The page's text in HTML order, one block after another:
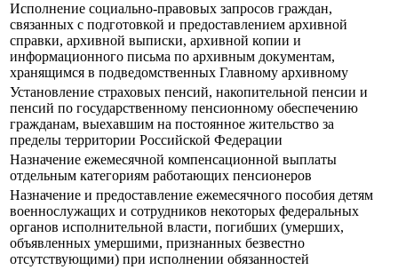
Исполнение социально-правовых запросов граждан,
связанных с подготовкой и предоставлением архивной
справки, архивной выписки, архивной копии и
информационного письма по архивным документам,
хранящимся в подведомственных Главному архивному
Установление страховых пенсий, накопительной пенсии и
пенсий по государственному пенсионному обеспечению
гражданам, выехавшим на постоянное жительство за
пределы территории Российской Федерации
Назначение ежемесячной компенсационной выплаты
отдельным категориям работающих пенсионеров
Назначение и предоставление ежемесячного пособия детям
военнослужащих и сотрудников некоторых федеральных
органов исполнительной власти, погибших (умерших,
объявленных умершими, признанных безвестно
отсутствующими) при исполнении обязанностей